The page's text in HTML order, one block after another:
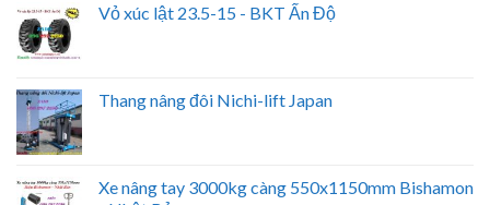
Vỏ xúc lật 23.5-15 - BKT Ấn Độ
Thang nâng đôi Nichi-lift Japan
Xe nâng tay 3000kg càng 550x1150mm Bishamon